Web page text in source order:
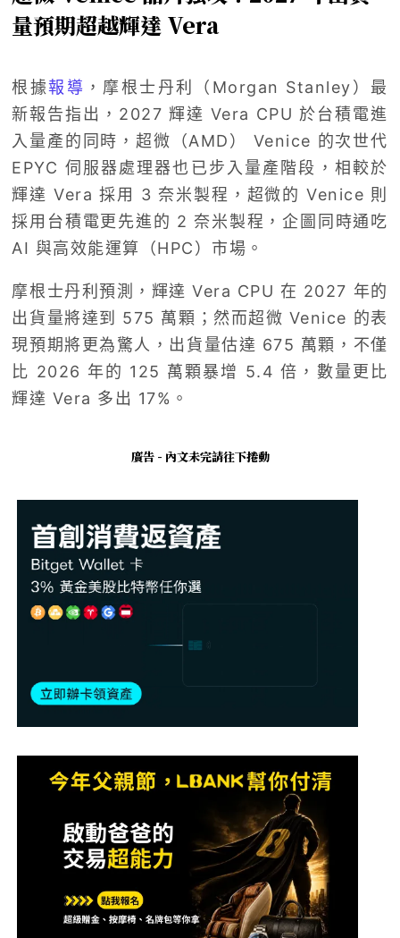
量預期超越輝達 Vera
根據報導 ，摩根士丹利（Morgan Stanley）最
新報告指出，2027 輝達 Vera CPU 於台積電進
入量產的同時，超微（AMD） Venice 的次世代
EPYC 伺服器處理器也已步入量產階段，相較於
輝達 Vera 採用 3 奈米製程，超微的 Venice 則
採用台積電更先進的 2 奈米製程，企圖同時通吃
AI 與高效能運算（HPC）市場。
摩根士丹利預測，輝達 Vera CPU 在 2027 年的
出貨量將達到 575 萬顆；然而超微 Venice 的表
現預期將更為驚人，出貨量估達 675 萬顆，不僅
比 2026 年的 125 萬顆暴增 5.4 倍，數量更比
輝達 Vera 多出 17%。
廣告 - 內文未完請往下捲動